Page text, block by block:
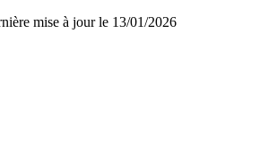
mise à jour le 13/01/2026